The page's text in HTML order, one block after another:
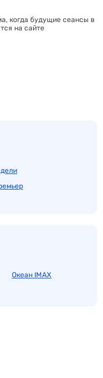
когда будущие сеансы в
на сайте
Океан IMAX